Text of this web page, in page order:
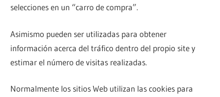
selecciones en un “carro de compra”.
Asimismo pueden ser utilizadas para obtener
información acerca del tráfico dentro del propio site y
estimar el número de visitas realizadas.
Normalmente los sitios Web utilizan las cookies para